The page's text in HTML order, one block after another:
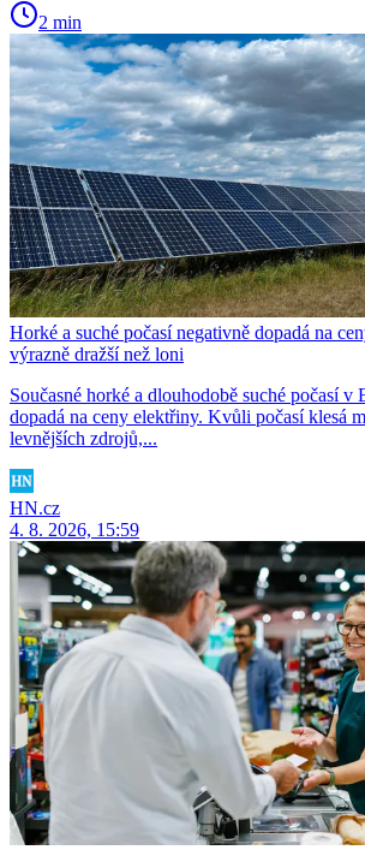
2 min
Horké a suché počasí negativně dopadá na
výrazně dražší než loni
Současné horké a dlouhodobě suché počasí v
dopadá na ceny elektřiny. Kvůli počasí klesá
levnějších zdrojů,...
HN.cz
4. 8. 2026, 15:59